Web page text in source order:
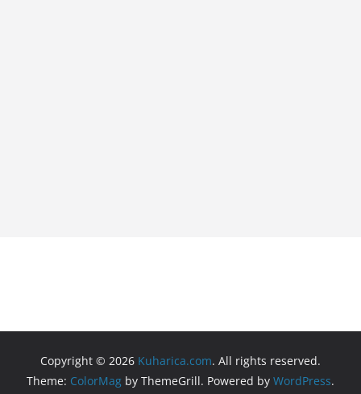
Copyright © 2026 Kuharica.com. All rights reserved.
Theme: ColorMag by ThemeGrill. Powered by WordPress.